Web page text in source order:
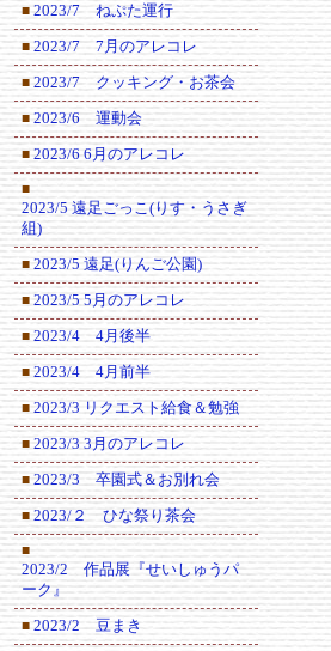
■ 2023/7 ねぷた運行
■ 2023/7 7月のアレコレ
■ 2023/7 クッキング・お茶会
■ 2023/6 運動会
■ 2023/6 6月のアレコレ
■
2023/5 遠足ごっこ(りす・うさぎ
組)
■ 2023/5 遠足(りんご公園)
■ 2023/5 5月のアレコレ
■ 2023/4 4月後半
■ 2023/4 4月前半
■ 2023/3 リクエスト給食＆勉強
■ 2023/3 3月のアレコレ
■ 2023/3 卒園式＆お別れ会
■ 2023/２ ひな祭り茶会
■
2023/2 作品展『せいしゅうパ
ーク』
■ 2023/2 豆まき